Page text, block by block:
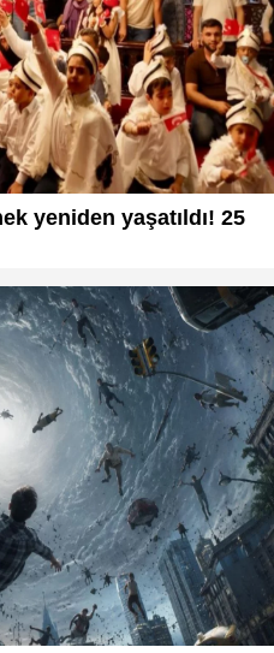
yeniden yaşatıldı! 25